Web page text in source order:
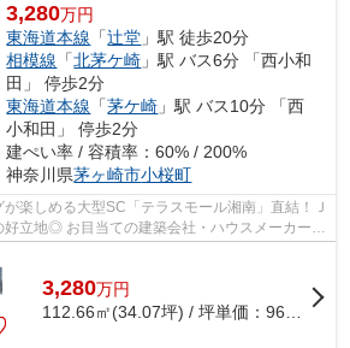
3,280万円
東海道本線 「辻堂 」駅 徒歩20分
相模線 「北茅ケ崎 」駅 バス6分 「西小和
田」 停歩2分
東海道本線 「茅ケ崎 」駅 バス10分 「西
小和田」 停歩2分
建ぺい率 / 容積率：60% / 200%
神奈川県茅ヶ崎市小桜町
楽しめる大型SC「テラスモール湘南」直結！Ｊ
好立地◎ お目当ての建築会社・ハウスメーカー
られる「建...
3,280万円
112.66㎡(34.07坪) / 坪単価：96.27 万円